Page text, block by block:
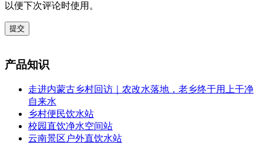
以便下次评论时使用。
提交
产品知识
走进内蒙古乡村回访｜农改水落地，老乡终于用上干净
自来水
乡村便民饮水站
校园直饮净水空间站
云南景区户外直饮水站